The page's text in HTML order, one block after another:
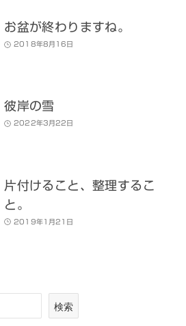
お盆が終わりますね。
2018年8月16日
彼岸の雪
2022年3月22日
片付けること、整理するこ
と。
2019年1月21日
検索